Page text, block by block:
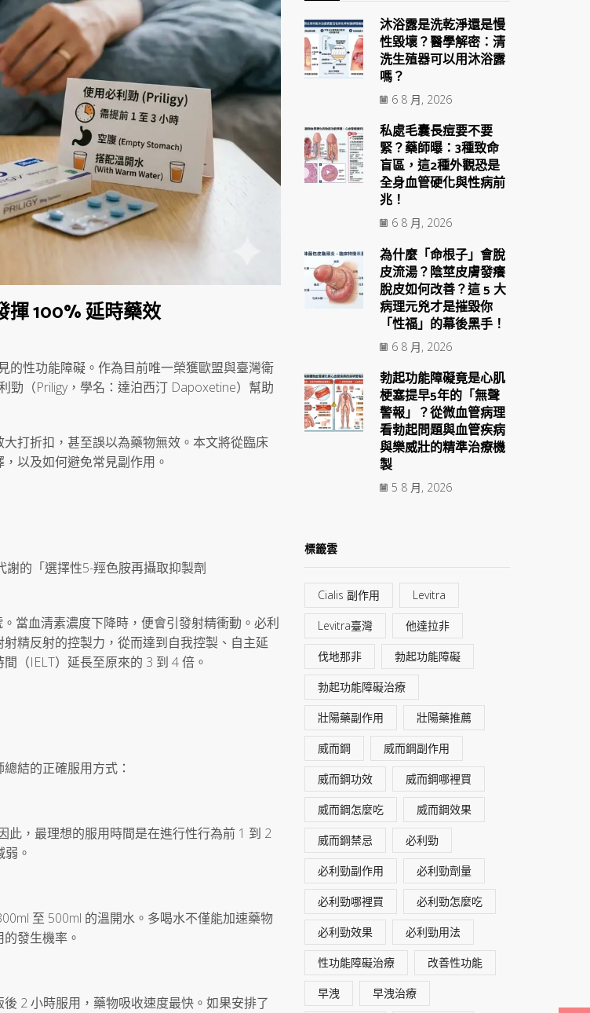
揮 100% 延時藥效
的性功能障礙。作為目前唯一榮獲歐盟與臺灣衛
勁（Priligy，學名：達泊西汀 Dapoxetine）幫助
打折扣，甚至誤以為藥物無效。本文將從臨床
以及如何避免常見副作用。
的「選擇性5-羥色胺再攝取抑製劑
當血清素濃度下降時，便會引發射精衝動。必利
精反射的控製力，從而達到自我控製、自主延
（IELT）延長至原來的 3 到 4 倍。
結的正確服用方式：
此，最理想的服用時間是在進行性行為前 1 到 2
。
至 500ml 的溫開水。多喝水不僅能加速藥物
發生機率。
2 小時服用，藥物吸收速度最快。如果安排了
沐浴露是洗乾淨還是慢
性毀壞？醫學解密：清
洗生殖器可以用沐浴露
嗎？
6 8 月, 2026
私處毛囊長痘要不要
緊？藥師曝：3種致命
盲區，這2種外觀恐是
全身血管硬化與性病前
兆！
6 8 月, 2026
為什麼「命根子」會脫
皮流湯？陰莖皮膚發癢
脫皮如何改善？這 5 大
病理元兇才是摧毀你
「性福」的幕後黑手！
6 8 月, 2026
勃起功能障礙竟是心肌
梗塞提早5年的「無聲
警報」？從微血管病理
看勃起問題與血管疾病
與樂威壯的精準治療機
製
5 8 月, 2026
標籤雲
Cialis 副作用 Levitra
Levitra臺灣 他達拉非
伐地那非 勃起功能障礙
勃起功能障礙治療
壯陽藥副作用 壯陽藥推薦
威而鋼 威而鋼副作用
威而鋼功效 威而鋼哪裡買
威而鋼怎麼吃 威而鋼效果
威而鋼禁忌 必利勁
必利勁副作用 必利勁劑量
必利勁哪裡買 必利勁怎麼吃
必利勁效果 必利勁用法
性功能障礙治療 改善性功能
早洩 早洩治療